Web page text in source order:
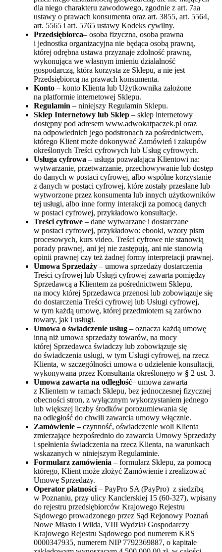
dla niego charakteru zawodowego, zgodnie z art. 7aa
ustawy o prawach konsumenta oraz art. 3855, art. 5564,
art. 5565 i art. 5765 ustawy Kodeks cywilny.
Przedsiębiorca– osoba fizyczna, osoba prawna
i jednostka organizacyjna nie będąca osobą prawną,
której odrębna ustawa przyznaje zdolność prawną,
wykonująca we własnym imieniu działalność
gospodarczą, która korzysta ze Sklepu, a nie jest
Przedsiębiorcą na prawach konsumenta.
Konto – konto Klienta lub Użytkownika założone
na platformie internetowej Sklepu.
Regulamin – niniejszy Regulamin Sklepu.
Sklep Internetowy lub Sklep – sklep internetowy
dostępny pod adresem www.adwokatpaczek.pl oraz
na odpowiednich jego podstronach za pośrednictwem,
którego Klient może dokonywać Zamówień i zakupów
określonych Treści cyfrowych lub Usług cyfrowych.
Usługa cyfrowa –usługa pozwalająca Klientowi na:
wytwarzanie, przetwarzanie, przechowywanie lub dostęp
do danych w postaci cyfrowej, albo wspólne korzystanie
z danych w postaci cyfrowej, które zostały przesłane lub
wytworzone przez konsumenta lub innych użytkowników
tej usługi, albo inne formy interakcji za pomocą danych
w postaci cyfrowej, przykładowo konsultacje.
Treści cyfrowe – dane wytwarzane i dostarczane
w postaci cyfrowej, przykładowo: ebooki, wzory pism
procesowych, kurs video. Treści cyfrowe nie stanowią
porady prawnej, ani jej nie zastępują, ani nie stanowią
opinii prawnej czy też żadnej formy interpretacji prawnej.
Umowa Sprzedaży – umowa sprzedaży dostarczenia
Treści cyfrowej lub Usługi cyfrowej zawarta pomiędzy
Sprzedawcą a Klientem za pośrednictwem Sklepu,
na mocy której Sprzedawca przenosi lub zobowiązuje się
do dostarczenia Treści cyfrowej lub Usługi cyfrowej,
w tym każdą umowę, której przedmiotem są zarówno
towary, jak i usługi.
Umowa o świadczenie usług – oznacza każdą umowę
inną niż umowa sprzedaży towarów, na mocy
której Sprzedawca świadczy lub zobowiązuje się
do świadczenia usługi, w tym Usługi cyfrowej, na rzecz
Klienta, w szczególności umowa o udzielenie konsultacji,
wykonywana przez Konsultanta określonego w § 2 ust. 3.
Umowa zawarta na odległość– umowa zawarta
z Klientem w ramach Sklepu, bez jednoczesnej fizycznej
obecności stron, z wyłącznym wykorzystaniem jednego
lub większej liczby środków porozumiewania się
na odległość do chwili zawarcia umowy włącznie.
Zamówienie – czynność, oświadczenie woli Klienta
zmierzające bezpośrednio do zawarcia Umowy Sprzedaży
i spełnienia świadczenia na rzecz Klienta, na warunkach
wskazanych w niniejszym Regulaminie.
Formularz zamówienia – formularz Sklepu, za pomocą
którego, Klient może złożyć Zamówienie i zrealizować
Umowę Sprzedaży.
Operator płatności – PayPro SA (PayPro) z siedzibą
w Poznaniu, przy ulicy Kanclerskiej 15 (60-327), wpisany
do rejestru przedsiębiorców Krajowego Rejestru
Sądowego prowadzonego przez Sąd Rejonowy Poznań
Nowe Miasto i Wilda, VIII Wydział Gospodarczy
Krajowego Rejestru Sądowego pod numerem KRS
0000347935, numerem NIP 7792369887, o kapitale